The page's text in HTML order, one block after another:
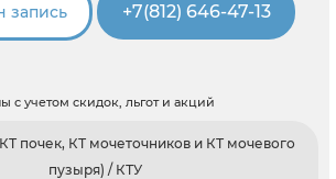
запись +7(812) 646-47-13
с учетом скидок, льгот и акций
почек, КТ мочеточников и КТ мочевого
пузыря) / КТУ